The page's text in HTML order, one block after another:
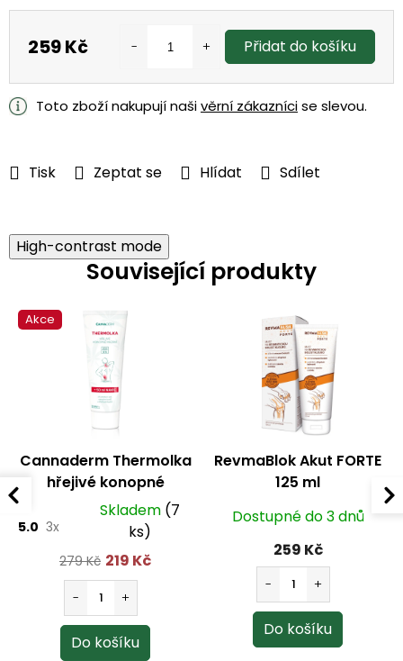
Tisk Zeptat se Hlídat Sdílet
259 Kč
cena:
Přidat do košíku
Toto zboží nakupují našivěrní zákaznícise slevou.
High-contrast mode
Související produkty
Akce
Cannaderm Thermolka
hřejivé konopné
mazání 250 ml
5.0 3x
Skladem (7
ks)
279 Kč 219 Kč
RevmaBlok Akut FORTE
125 ml
Dostupné do 3 dnů
259 Kč